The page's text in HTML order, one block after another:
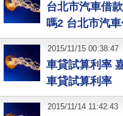
台北市汽車借
嗎2 台北市汽
車貸試算利率
車貸試算利率
2015/11/15 00:38:47
2015/11/14 11:42:43